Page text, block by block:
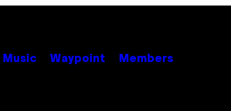
Music Waypoint Members